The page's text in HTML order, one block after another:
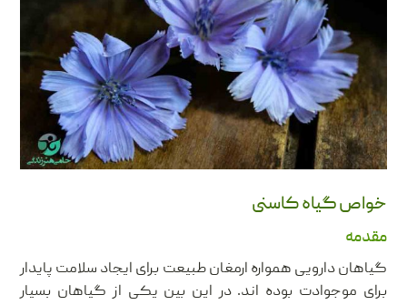
خواص گیاه کاسنی
مقدمه
گیاهان دارویی همواره ارمغان طبیعت برای ایجاد سلامت پایدار
برای موجوادت بوده اند. در این بین یکی از گیاهان بسیار